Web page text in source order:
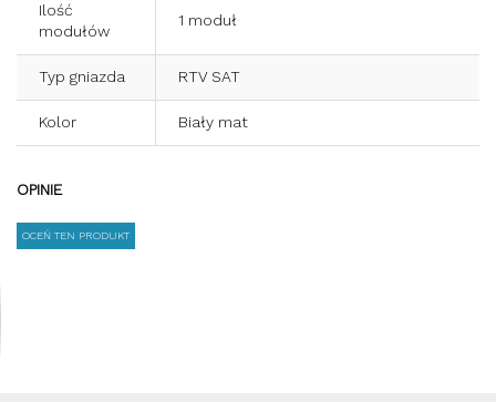
Ilość
modułów
1 moduł
Typ gniazda RTV SAT
Kolor Biały mat
OPINIE
OCEŃ TEN PRODUKT